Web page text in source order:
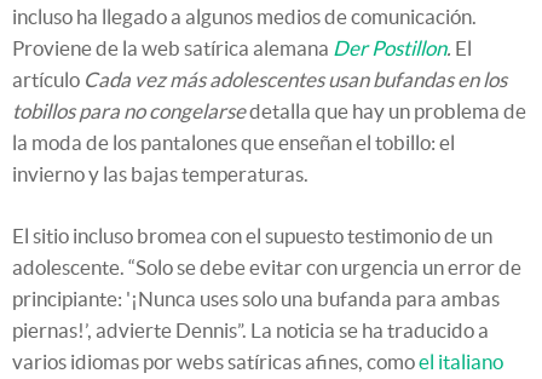
incluso ha llegado a algunos medios de comunicación.
Proviene de la web satírica alemana Der Postillon. El
artículo Cada vez más adolescentes usan bufandas en los
tobillos para no congelarsedetalla que hay un problema de
la moda de los pantalones que enseñan el tobillo: el
invierno y las bajas temperaturas.
El sitio incluso bromea con el supuesto testimonio de un
adolescente. “Solo se debe evitar con urgencia un error de
principiante: '¡Nunca uses solo una bufanda para ambas
piernas!’, advierte Dennis”. La noticia se ha traducido a
varios idiomas por webs satíricas afines, comoel italiano